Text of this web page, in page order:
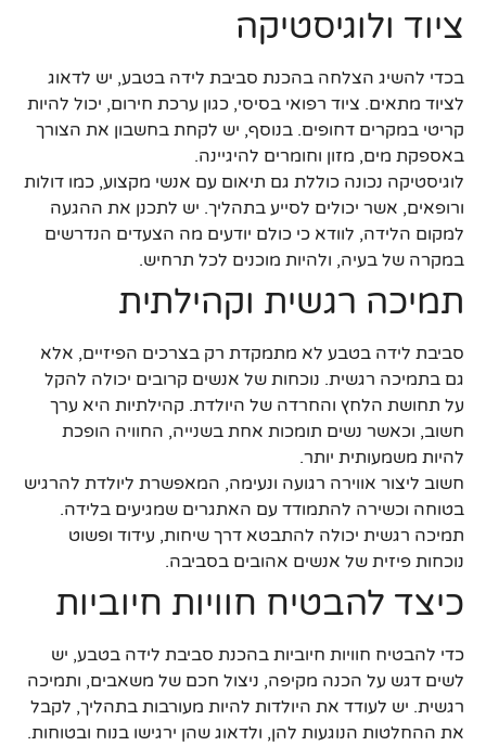
ציוד ולוגיסטיקה
בכדי להשיג הצלחה בהכנת סביבת לידה בטבע, יש לדאוג
לציוד מתאים. ציוד רפואי בסיסי, כגון ערכת חירום, יכול להיות
קריטי במקרים דחופים. בנוסף, יש לקחת בחשבון את הצורך
באספקת מים, מזון וחומרים להיגיינה.
לוגיסטיקה נכונה כוללת גם תיאום עם אנשי מקצוע, כמו דולות
ורופאים, אשר יכולים לסייע בתהליך. יש לתכנן את ההגעה
למקום הלידה, לוודא כי כולם יודעים מה הצעדים הנדרשים
במקרה של בעיה, ולהיות מוכנים לכל תרחיש.
תמיכה רגשית וקהילתית
סביבת לידה בטבע לא מתמקדת רק בצרכים הפיזיים, אלא
גם בתמיכה רגשית. נוכחות של אנשים קרובים יכולה להקל
על תחושת הלחץ והחרדה של היולדת. קהילתיות היא ערך
חשוב, וכאשר נשים תומכות אחת בשנייה, החוויה הופכת
להיות משמעותית יותר.
חשוב ליצור אווירה רגועה ונעימה, המאפשרת ליולדת להרגיש
בטוחה וכשירה להתמודד עם האתגרים שמגיעים בלידה.
תמיכה רגשית יכולה להתבטא דרך שיחות, עידוד ופשוט
נוכחות פיזית של אנשים אהובים בסביבה.
כיצד להבטיח חוויות חיוביות
כדי להבטיח חוויות חיוביות בהכנת סביבת לידה בטבע, יש
לשים דגש על הכנה מקיפה, ניצול חכם של משאבים, ותמיכה
רגשית. יש לעודד את היולדות להיות מעורבות בתהליך, לקבל
את ההחלטות הנוגעות להן, ולדאוג שהן ירגישו בנוח ובטוחות.